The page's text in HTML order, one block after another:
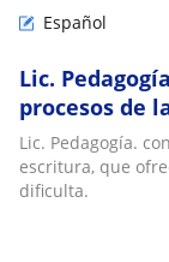
Español
Lic.
procesos de
apoyo a los
Lic. Pedagogía.
escritura, que
dificulta.